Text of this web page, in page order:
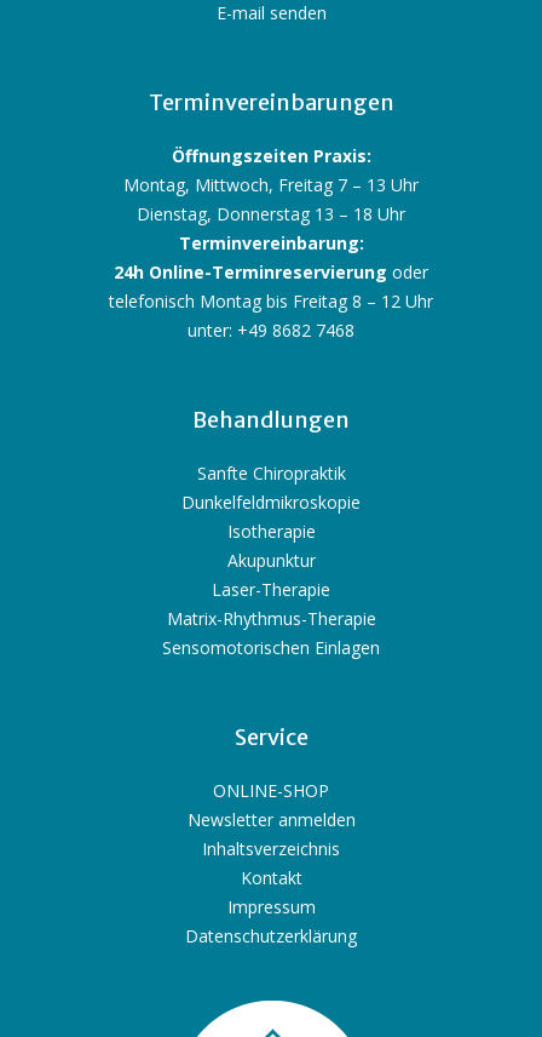
E-mail senden
Terminvereinbarungen
Öffnungszeiten Praxis:
Montag, Mittwoch, Freitag 7 – 13 Uhr
Dienstag, Donnerstag 13 – 18 Uhr
Terminvereinbarung:
24h Online-Terminreservierung oder
telefonisch Montag bis Freitag 8 – 12 Uhr
unter: +49 8682 7468
Behandlungen
Sanfte Chiropraktik
Dunkelfeldmikroskopie
Isotherapie
Akupunktur
Laser-Therapie
Matrix-Rhythmus-Therapie
Sensomotorischen Einlagen
Service
ONLINE-SHOP
Newsletter anmelden
Inhaltsverzeichnis
Kontakt
Impressum
Datenschutzerklärung